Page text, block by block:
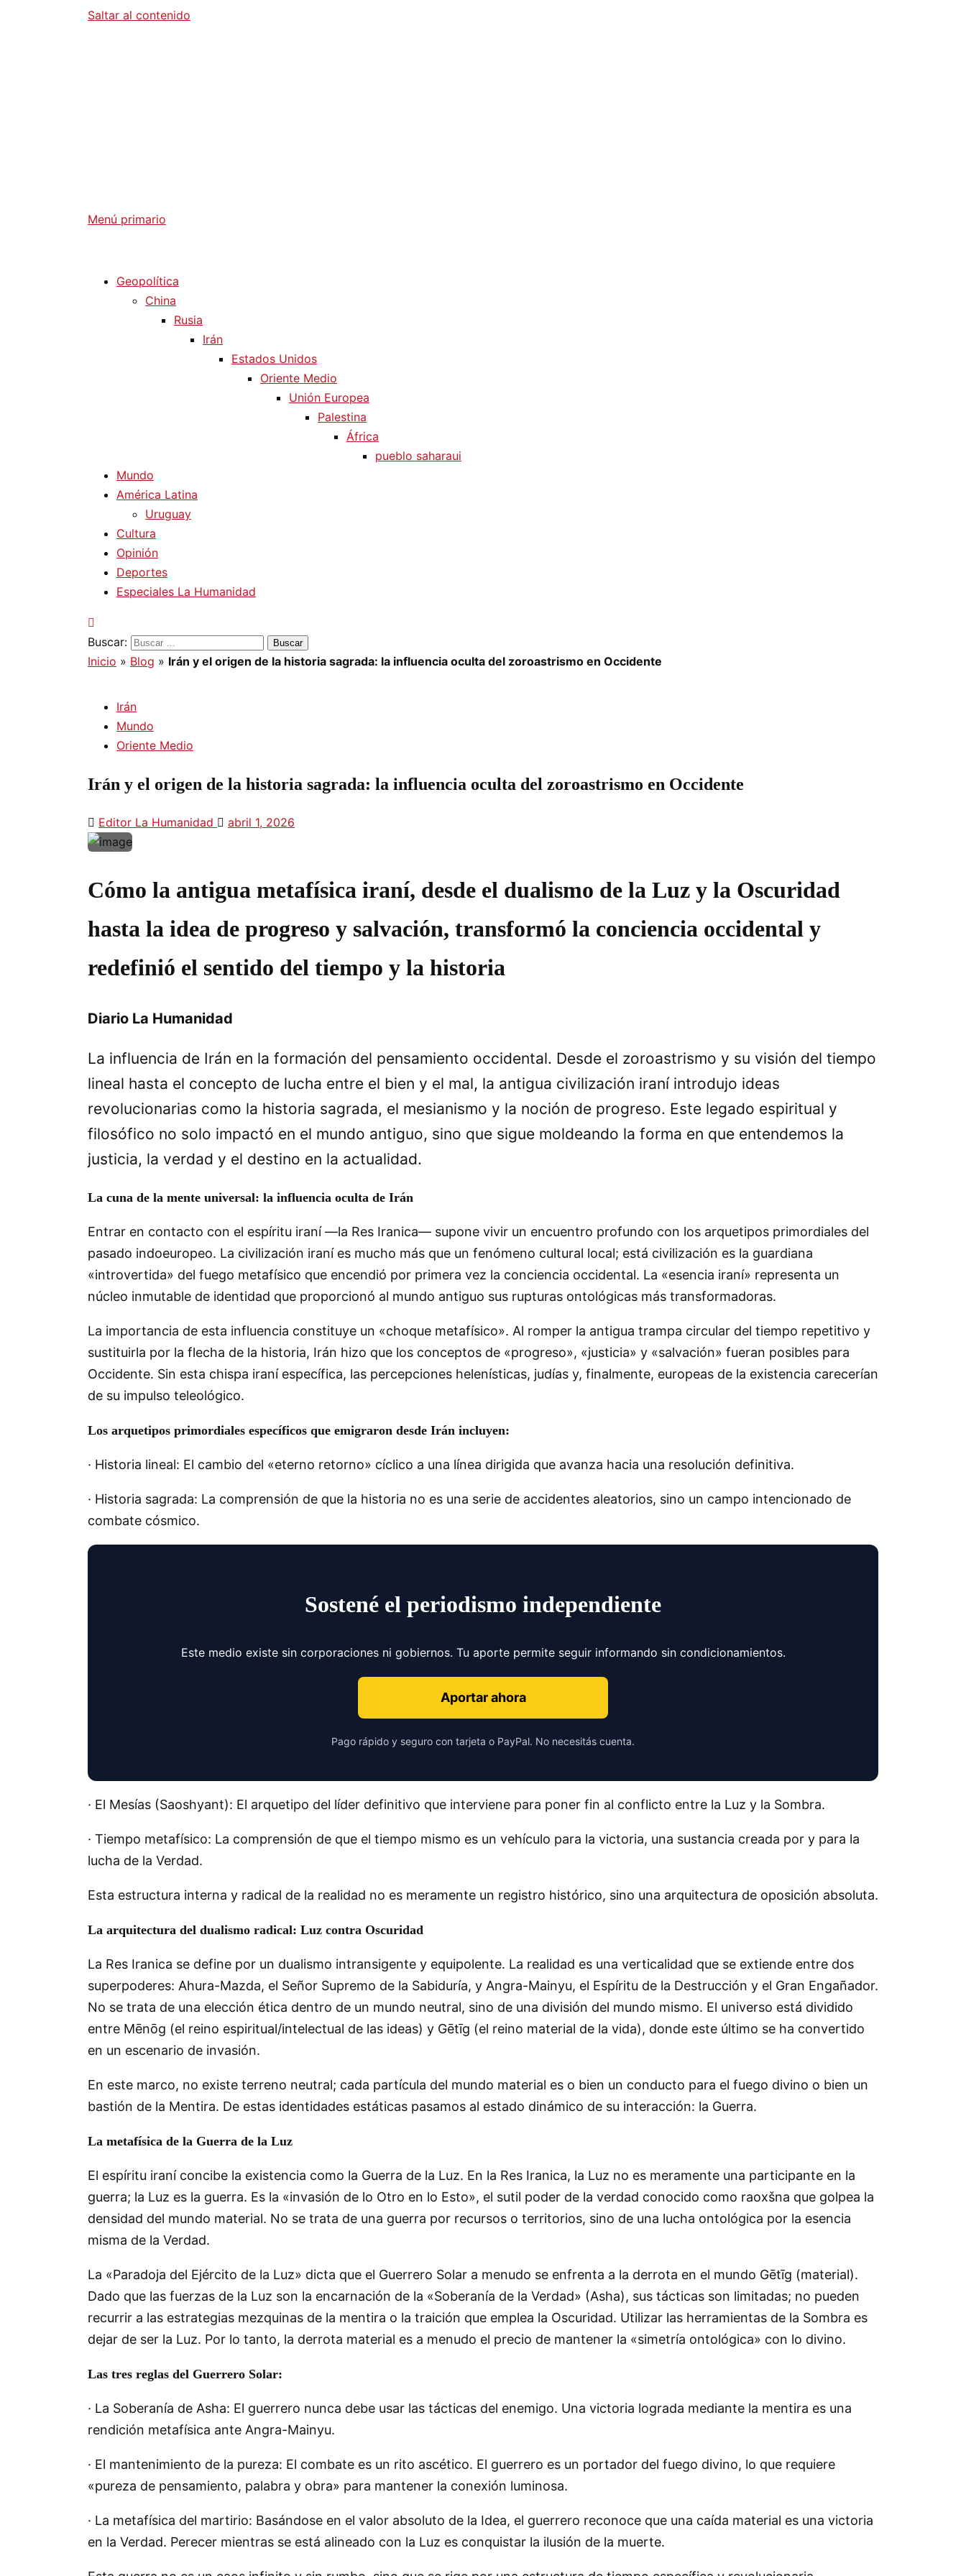
Saltar al contenido
Menú primario
Geopolítica
China
Rusia
Irán
Estados Unidos
Oriente Medio
Unión Europea
Palestina
África
pueblo saharaui
Mundo
América Latina
Uruguay
Cultura
Opinión
Deportes
Especiales La Humanidad
Buscar:
Inicio » Blog » Irán y el origen de la historia sagrada: la influencia oculta del zoroastrismo en Occidente
Irán
Mundo
Oriente Medio
Irán y el origen de la historia sagrada: la influencia oculta del zoroastrismo en Occidente
Editor La Humanidad abril 1, 2026
Cómo la antigua metafísica iraní, desde el dualismo de la Luz y la Oscuridad
hasta la idea de progreso y salvación, transformó la conciencia occidental y
redefinió el sentido del tiempo y la historia
Diario La Humanidad
La influencia de Irán en la formación del pensamiento occidental. Desde el zoroastrismo y su visión del tiempo
lineal hasta el concepto de lucha entre el bien y el mal, la antigua civilización iraní introdujo ideas
revolucionarias como la historia sagrada, el mesianismo y la noción de progreso. Este legado espiritual y
filosófico no solo impactó en el mundo antiguo, sino que sigue moldeando la forma en que entendemos la
justicia, la verdad y el destino en la actualidad.
La cuna de la mente universal: la influencia oculta de Irán
Entrar en contacto con el espíritu iraní —la Res Iranica— supone vivir un encuentro profundo con los arquetipos primordiales del
pasado indoeuropeo. La civilización iraní es mucho más que un fenómeno cultural local; está civilización es la guardiana
«introvertida» del fuego metafísico que encendió por primera vez la conciencia occidental. La «esencia iraní» representa un
núcleo inmutable de identidad que proporcionó al mundo antiguo sus rupturas ontológicas más transformadoras.
La importancia de esta influencia constituye un «choque metafísico». Al romper la antigua trampa circular del tiempo repetitivo y
sustituirla por la flecha de la historia, Irán hizo que los conceptos de «progreso», «justicia» y «salvación» fueran posibles para
Occidente. Sin esta chispa iraní específica, las percepciones helenísticas, judías y, finalmente, europeas de la existencia carecerían
de su impulso teleológico.
Los arquetipos primordiales específicos que emigraron desde Irán incluyen:
· Historia lineal: El cambio del «eterno retorno» cíclico a una línea dirigida que avanza hacia una resolución definitiva.
· Historia sagrada: La comprensión de que la historia no es una serie de accidentes aleatorios, sino un campo intencionado de
combate cósmico.
Sostené el periodismo independiente
Este medio existe sin corporaciones ni gobiernos. Tu aporte permite seguir informando sin condicionamientos.
Aportar ahora
Pago rápido y seguro con tarjeta o PayPal. No necesitás cuenta.
· El Mesías (Saoshyant): El arquetipo del líder definitivo que interviene para poner fin al conflicto entre la Luz y la Sombra.
· Tiempo metafísico: La comprensión de que el tiempo mismo es un vehículo para la victoria, una sustancia creada por y para la
lucha de la Verdad.
Esta estructura interna y radical de la realidad no es meramente un registro histórico, sino una arquitectura de oposición absoluta.
La arquitectura del dualismo radical: Luz contra Oscuridad
La Res Iranica se define por un dualismo intransigente y equipolente. La realidad es una verticalidad que se extiende entre dos
superpoderes: Ahura-Mazda, el Señor Supremo de la Sabiduría, y Angra-Mainyu, el Espíritu de la Destrucción y el Gran Engañador.
No se trata de una elección ética dentro de un mundo neutral, sino de una división del mundo mismo. El universo está dividido
entre Mēnōg (el reino espiritual/intelectual de las ideas) y Gētīg (el reino material de la vida), donde este último se ha convertido
en un escenario de invasión.
En este marco, no existe terreno neutral; cada partícula del mundo material es o bien un conducto para el fuego divino o bien un
bastión de la Mentira. De estas identidades estáticas pasamos al estado dinámico de su interacción: la Guerra.
La metafísica de la Guerra de la Luz
El espíritu iraní concibe la existencia como la Guerra de la Luz. En la Res Iranica, la Luz no es meramente una participante en la
guerra; la Luz es la guerra. Es la «invasión de lo Otro en lo Esto», el sutil poder de la verdad conocido como raoxšna que golpea la
densidad del mundo material. No se trata de una guerra por recursos o territorios, sino de una lucha ontológica por la esencia
misma de la Verdad.
La «Paradoja del Ejército de la Luz» dicta que el Guerrero Solar a menudo se enfrenta a la derrota en el mundo Gētīg (material).
Dado que las fuerzas de la Luz son la encarnación de la «Soberanía de la Verdad» (Asha), sus tácticas son limitadas; no pueden
recurrir a las estrategias mezquinas de la mentira o la traición que emplea la Oscuridad. Utilizar las herramientas de la Sombra es
dejar de ser la Luz. Por lo tanto, la derrota material es a menudo el precio de mantener la «simetría ontológica» con lo divino.
Las tres reglas del Guerrero Solar:
· La Soberanía de Asha: El guerrero nunca debe usar las tácticas del enemigo. Una victoria lograda mediante la mentira es una
rendición metafísica ante Angra-Mainyu.
· El mantenimiento de la pureza: El combate es un rito ascético. El guerrero es un portador del fuego divino, lo que requiere
«pureza de pensamiento, palabra y obra» para mantener la conexión luminosa.
· La metafísica del martirio: Basándose en el valor absoluto de la Idea, el guerrero reconoce que una caída material es una victoria
en la Verdad. Perecer mientras se está alineado con la Luz es conquistar la ilusión de la muerte.